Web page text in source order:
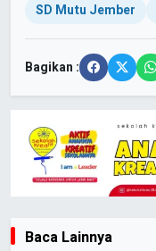
SD Mutu Jember
Bagikan :
Baca Lainnya